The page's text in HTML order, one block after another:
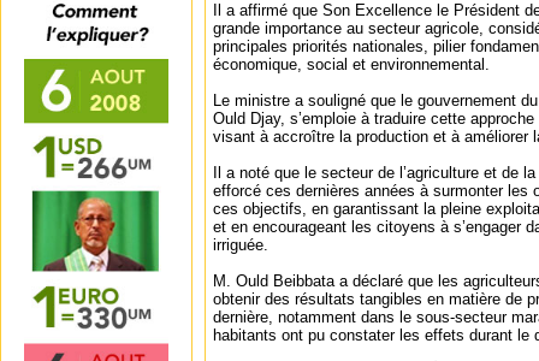
Il a affirmé que Son Excellence le Président
grande importance au secteur agricole,
principales priorités nationales, pilier
économique, social et environnemental.
Le ministre a souligné que le gouvernement
Ould Djay, s’emploie à traduire cette
visant à accroître la production et à améliorer
Il a noté que le secteur de l’agriculture et de
efforcé ces dernières années à surmonter les
ces objectifs, en garantissant la pleine
et en encourageant les citoyens à s’engager
irriguée.
M. Ould Beibbata a déclaré que les
obtenir des résultats tangibles en matière de
dernière, notamment dans le sous-secteur
habitants ont pu constater les effets durant le